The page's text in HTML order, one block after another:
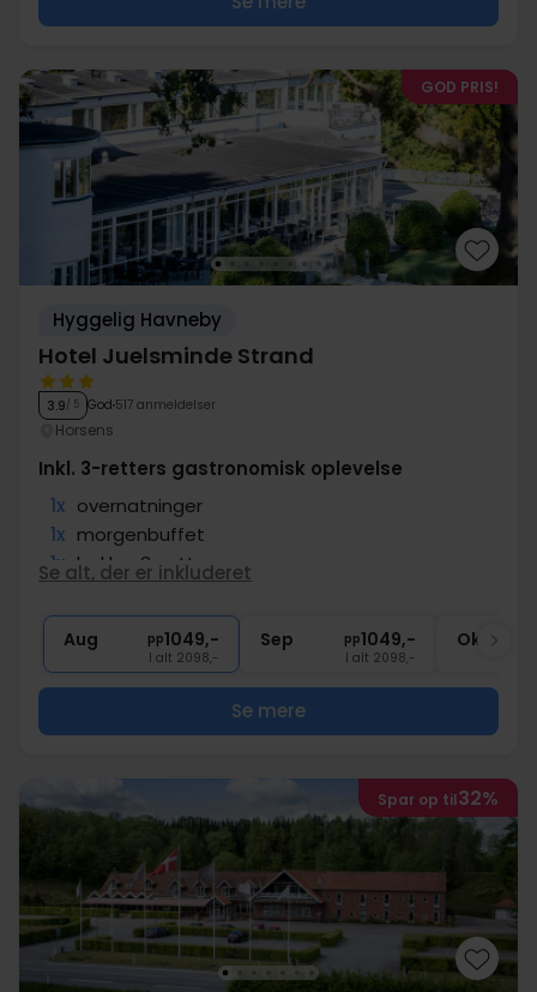
GOD PRIS!
Hyggelig Havneby
Hotel Juelsminde Strand
3.9/ 5 God 517 anmeldelser
Horsens
Inkl. 3-retters gastronomisk oplevelse
1x overnatninger
1x morgenbuffet
1x lækker 3-retters menu
∞ Gratis internet og parkering
Se alt, der er inkluderet
Aug pp1049,-
I alt 2098,-
Sep pp1049,-
I alt 2098,-
Okt
Se mere
Spar op til32%